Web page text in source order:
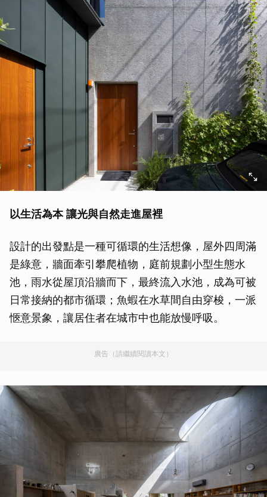
以生活為本 讓光與自然走進屋裡
設計的出發點是一種可循環的生活想像，屋外四周滿
是綠意，牆面牽引攀爬植物，庭前規劃小型生態水
池，雨水從屋頂沿牆而下，最終流入水池，成為可被
日常接納的都市循環；魚蝦在水草間自由穿梭，一派
愜意景象，讓居住者在城市中也能放慢呼吸。
廣告（請繼續閱讀本文）